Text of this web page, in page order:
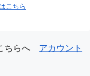
こちら
ちらへ アカウント